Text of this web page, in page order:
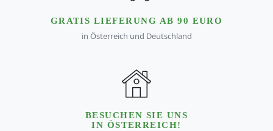
GRATIS LIEFERUNG AB 90 EURO
in Österreich und Deutschland
BESUCHEN SIE UNS
IN ÖSTERREICH!